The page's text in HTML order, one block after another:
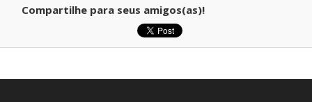
Compartilhe para seus amigos(as)!